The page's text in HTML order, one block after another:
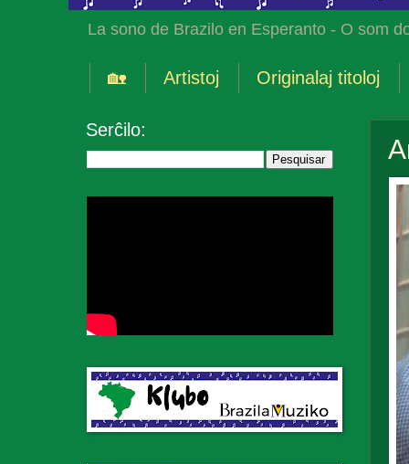
La sono de Brazilo en Esperanto - O som
🏡 Artistoj Originalaj titoloj
Serĉilo: